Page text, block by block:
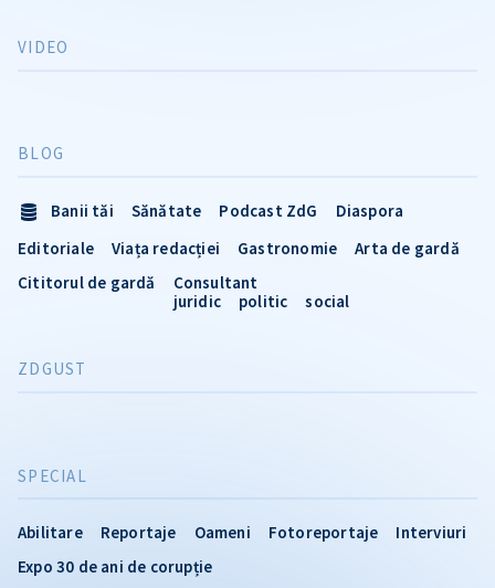
VIDEO
SPECIAL
Abilitare Reportaje Oameni Fotoreportaje
Interviuri
Expo 30 de ani de corupție
BLOG
Banii tăi Sănătate Podcast ZdG
Diaspora
Editoriale
Viața redacției Gastronomie
Arta de gardă
Cititorul de gardă
Consultant
juridic
politic social
ZDGUST